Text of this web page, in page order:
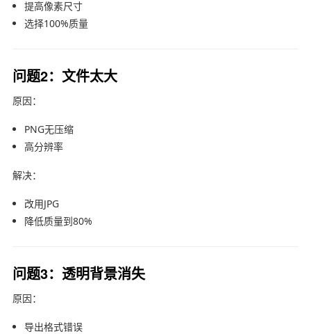
提高像素尺寸
选择100%质量
问题2：文件太大
原因：
PNG无压缩
高分辨率
解决：
改用JPG
降低质量到80%
问题3：透明背景消失
原因：
导出格式错误